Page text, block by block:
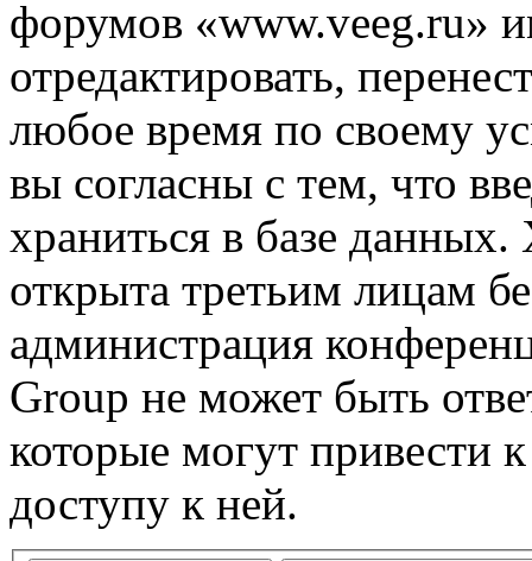
форумов «www.veeg.ru»
отредактировать,
любое время по своему
вы согласны с тем, что
храниться в базе
открыта третьим лицам
администрация
Group не может быть
которые могут привести
доступу к ней.